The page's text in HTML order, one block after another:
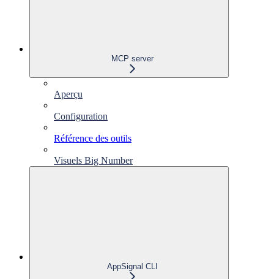
MCP server
Aperçu
Configuration
Référence des outils
Visuels Big Number
AppSignal CLI